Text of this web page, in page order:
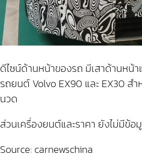
ดีไซน์ด้านหน้าของรถ มีเสาด้านหน้
รถยนต์ Volvo EX90 และ EX30 ส
นวด
ส่วนเครื่องยนต์และราคา ยังไม่มีข้อ
Source: carnewschina